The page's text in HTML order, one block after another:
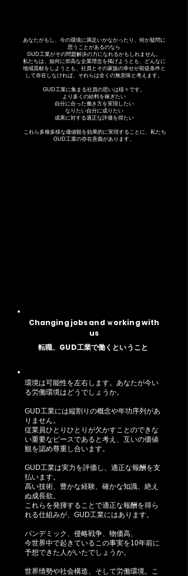
あなたがもし、今の環境に満足いかなかったり、何か疑問に
思うことがあるのなら
GUD工業がその問題解決の力になれるかもしれません。
私たちは、如何に崇高な企業理念を掲げようとも、どんなに
地域貢献をしようとも、社員とその家族の幸せが前提条件と
して存在しなければ、それらは全くの無意味と考えます。
GUD工業に集まる社員の思いは様々です。
より多くの給料を稼ぎたい
自分に合った働き方を実現したい
なりたい自分に成りたい
成果に対する適正な評価を得たい
これら多種多様な価値観を効果的に実現することに、私たち
GUD工業の存在意義があります。
Changing jobs and ｗorking with
us
​転職、GUD工業で働くということ
環境は可能性を左右します。あなたが今い
る労働環境はどうでしょうか。
GUD工業には縦割りの概念や年功序列があ
りません。
従業員ひとりひとりが欠かすことのできな
い重要なピースであると考え、互いの価値
観を認め尊重し合います。
GUD工業は実力を評価し、適正な報酬を支
払います。
高い技術、豊かな経験、確かな知識、絶え
ぬ成長欲。
これらを発揮することで適正な報酬を得ら
れる仕組みが、GUD工業にはあります。
パンデミック、侵略戦争、物価高、
今世界中で起きているこの事実を10年前に
予想できた人がいたでしょうか。
世界情勢や社会構造、そして労働環境。こ